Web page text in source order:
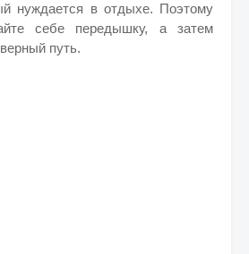
нуждается в отдыхе. Поэтому
себе передышку, а затем
путь.